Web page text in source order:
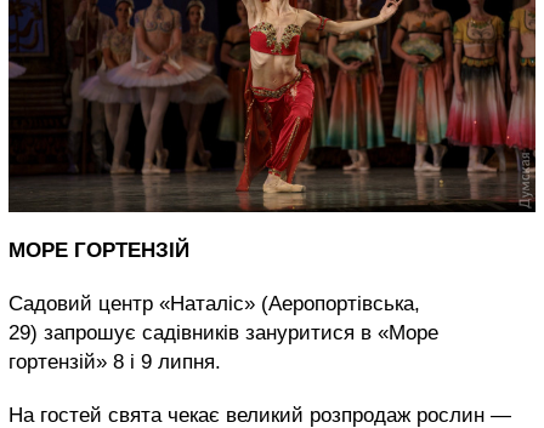
МОРЕ ГОРТЕНЗІЙ
Садовий центр «Наталіс» (Аеропортівська,
29) запрошує садівників зануритися в «Море
гортензій» 8 і 9 липня.
На гостей свята чекає великий розпродаж рослин —